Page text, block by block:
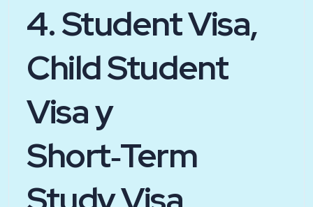
4. Student Visa,
Child Student
Visa y
Short‑Term